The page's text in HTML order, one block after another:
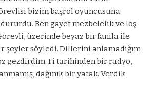
bizim başrol oyuncusuna
dururdu. Ben gayet mezbelelik ve loş
üzerinde beyaz bir fanila ile
şeyler söyledi. Dillerini anlamadığım
gezdirdim. Fi tarihinden bir radyo,
dağınık bir yatak. Verdik